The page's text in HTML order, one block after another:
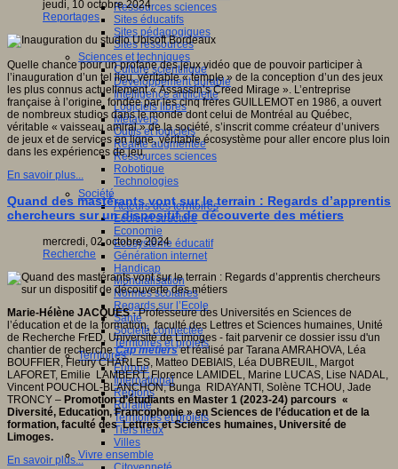
Ressources sciences
Sites éducatifs
Sites pédagogiques
Sites ressources
Sciences et techniques
Culture scientifique
Développement durable
Intelligence artificielle
Logiciels libres
Métavers
Outils et logiciels
Réalité augmentée
Ressources sciences
Robotique
Technologies
Société
Acteurs des territoires
Ecole et structure
Economie
Ecosystème éducatif
Génération internet
Handicap
Mondialisation
Normes scolaires
Regards sur l’Ecole
Santé
Société connectée
Territoires et projets
Territoires
Europe
International
Régions
Ruralité
Territoires et projets
Tiers lieux
Villes
Vivre ensemble
jeudi, 10 octobre 2024
Reportages
Quelle chance pour un profane des jeux vidéo que de pouvoir participer à
l’inauguration d’un tel lieu, véritable « temple » de la conception d’un des jeux
les plus connus actuellement « Assassin’s Creed Mirage ». L’entreprise
française à l’origine, fondée par les cinq frères GUILLEMOT en 1986, a ouvert
de nombreux studios dans le monde dont celui de Montréal au Québec,
véritable « vaisseau amiral » de la société, s’inscrit comme créateur d’univers
de jeux et de services en ligne, véritable écosystème pour aller encore plus loin
dans les expériences de jeu.
En savoir plus...
Quand des mastérants vont sur le terrain : Regards d’apprentis
chercheurs sur un dispositif de découverte des métiers
mercredi, 02 octobre 2024
Recherche
Marie-Hélène JACQUES- Professeure des Universités en Sciences de
l’éducation et de la formation, faculté des Lettres et Sciences humaines, Unité
de Recherche FrED, Université de Limoges - fait parvenir ce dossier issu d'un
chantier de rechercheCap métierset réalisé par Tarana AMRAHOVA, Léa
BOUFFIER, Fleury CHARLES, Matteo DEBIAIS, Léa DUBREUIL, Margot
LAFORET, Emilie LAMBERT, Florence LAMIDEL, Marine LUCAS, Lise NADAL,
Vincent POUCHOL-BLANCHON, Bunga RIDAYANTI, Solène TCHOU, Jade
TRONCY – Promotion d’étudiants en Master 1 (2023-24) parcours «
Diversité, Education, Francophonie » en Sciences de l’éducation et de la
formation, faculté des Lettres et Sciences humaines, Université de
Limoges.
En savoir plus...